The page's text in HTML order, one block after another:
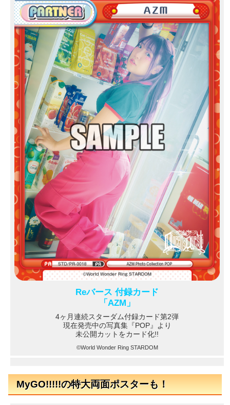
Reバース 付録カード
「AZM」
4ヶ月連続スターダム付録カード第2弾
現在発売中の写真集『POP』より
未公開カットをカード化!!
©World Wonder Ring STARDOM
MyGO!!!!!の特大両面ポスターも！